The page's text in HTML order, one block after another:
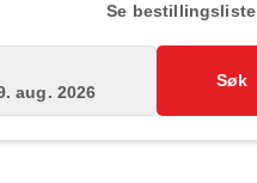
Se bestillingsliste
aug. 2026
Søk